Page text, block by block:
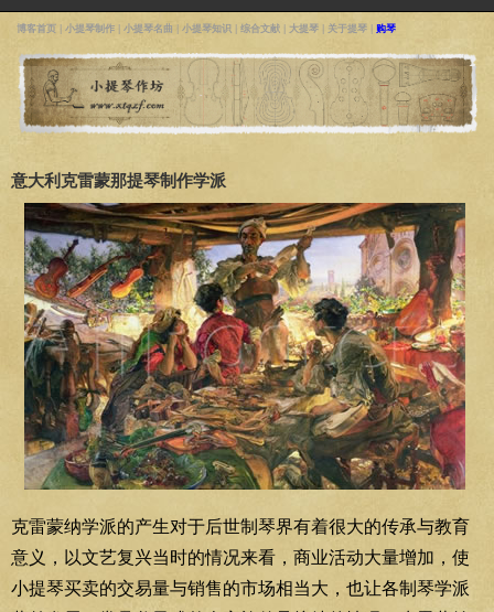
博客首页 小提琴制作 小提琴名曲 小提琴知识 综合文献 大提琴 关于提琴 购琴
意大利克雷蒙那提琴制作学派
克雷蒙纳学派的产生对于后世制琴界有着很大的传承与教育
意义，以文艺复兴当时的情况来看，商业活动大量增加，使
小提琴买卖的交易量与销售的市场相当大，也让各制琴学派